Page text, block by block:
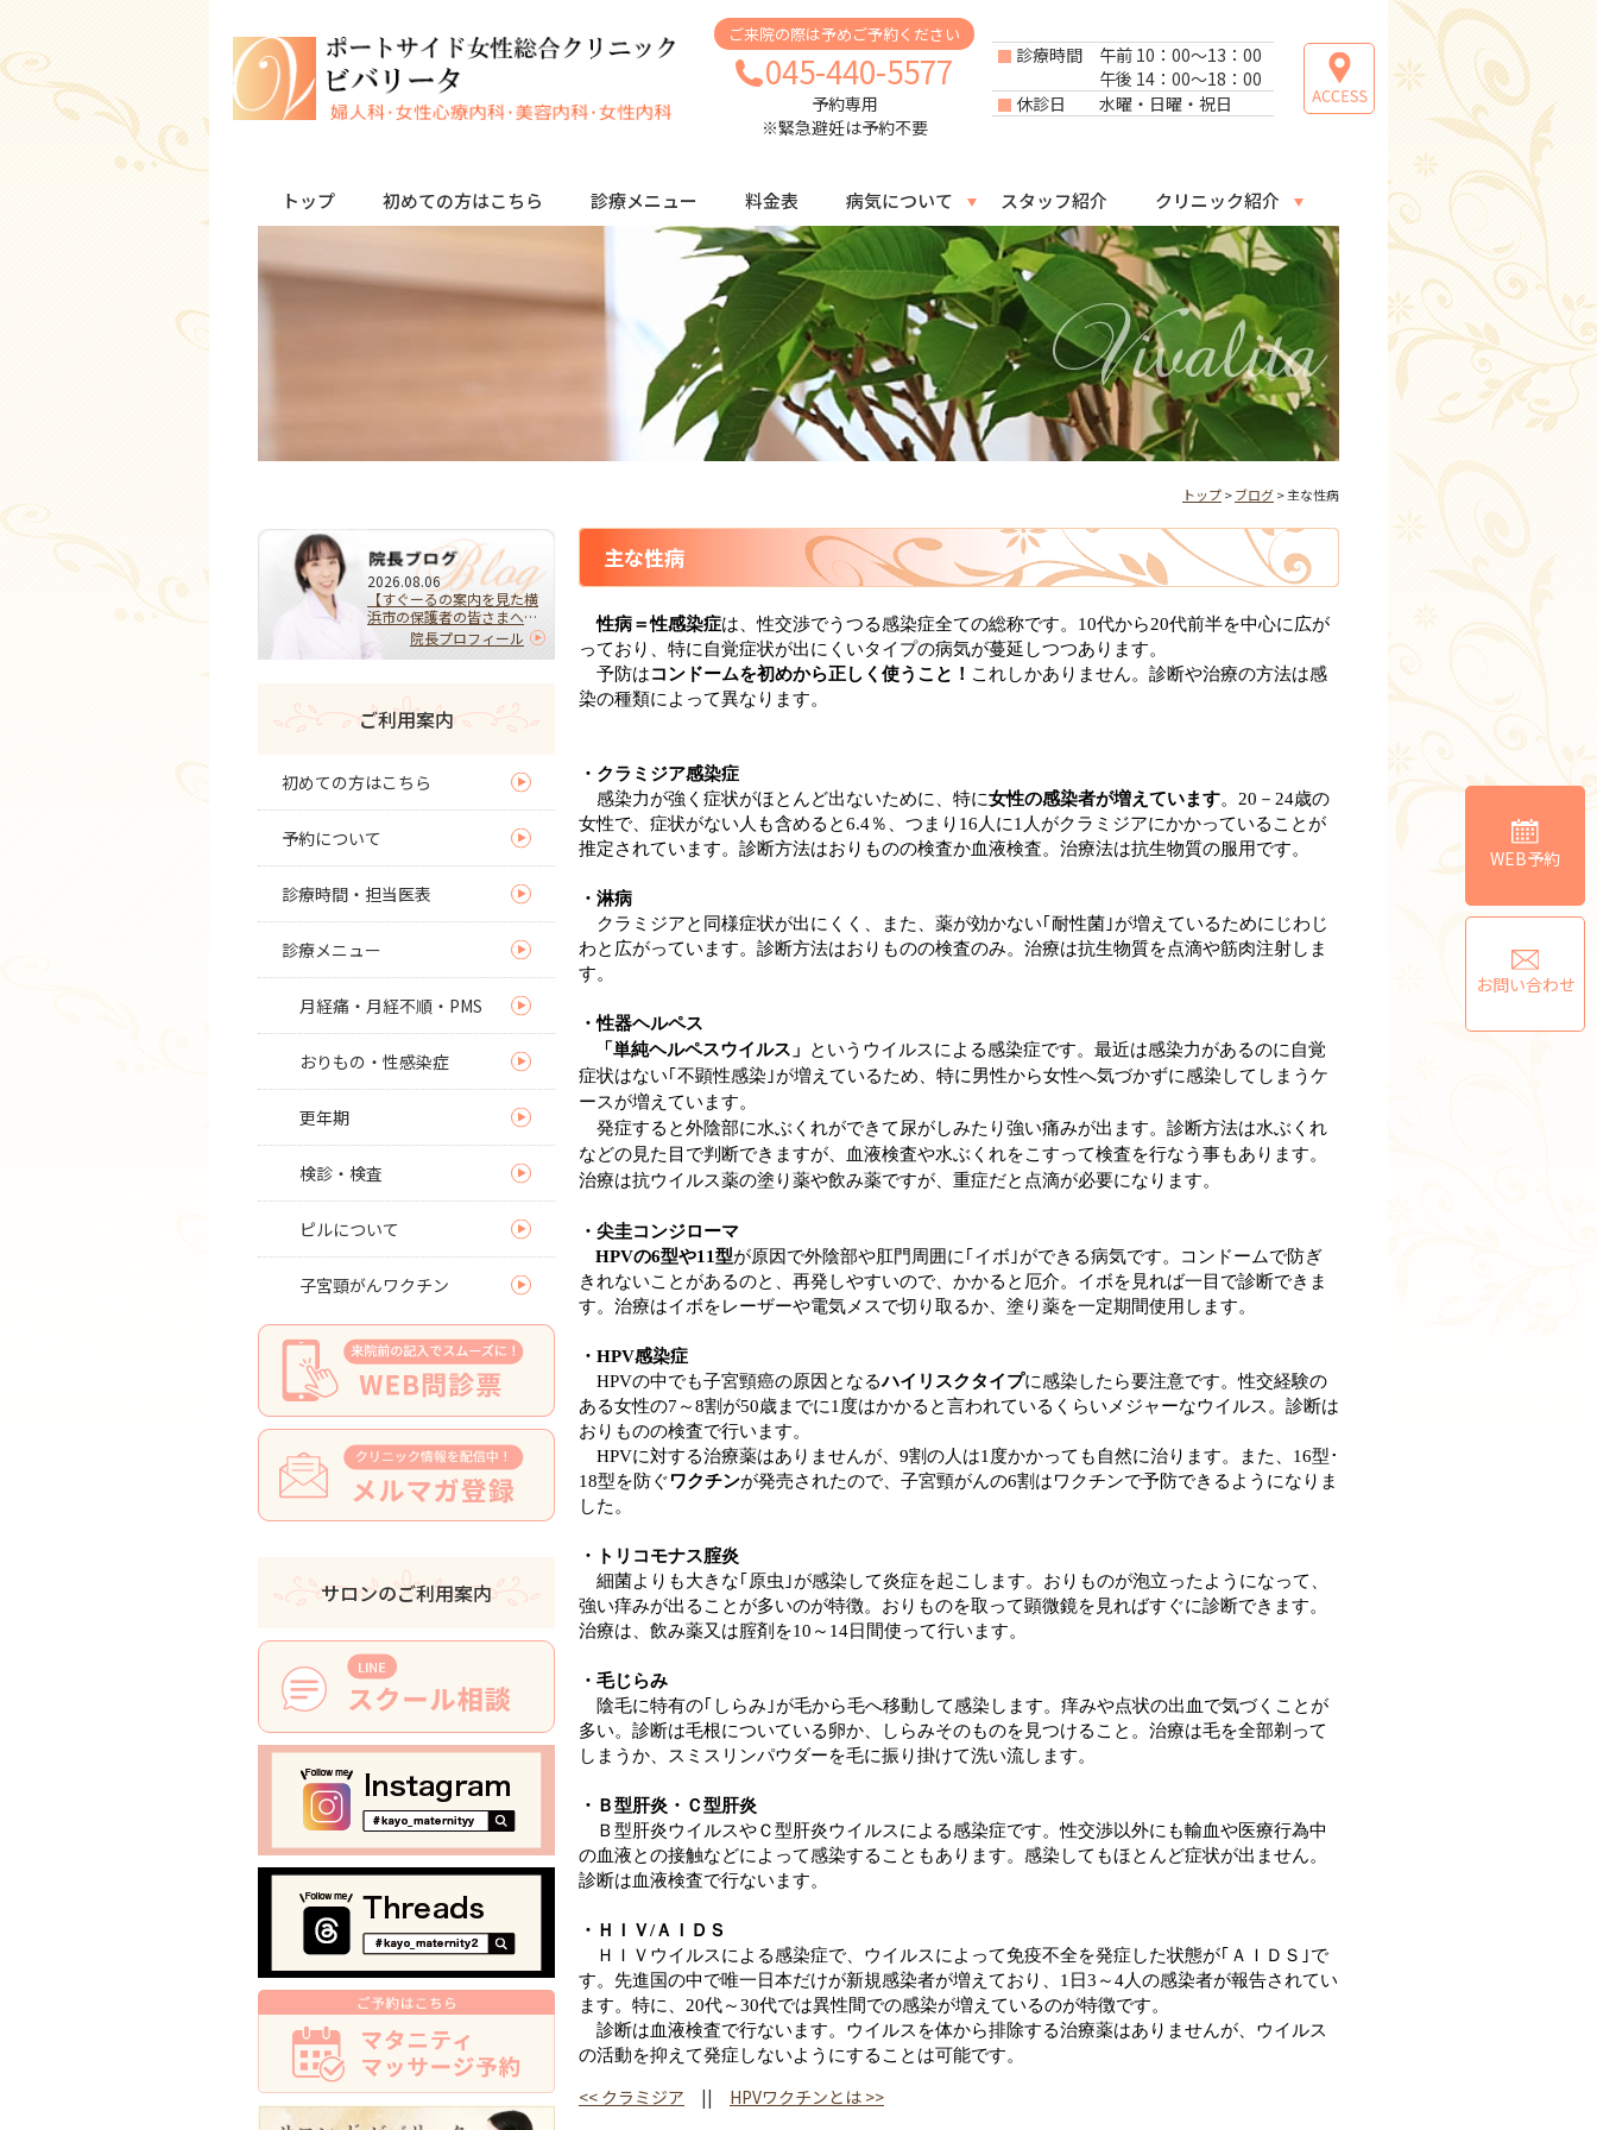
ご来院の際は予めご予約ください
045-440-5577
予約専用
※緊急避妊は予約不要
診療時間
午前 10：00～13：00
午後 14：00～18：00
休診日
水曜・日曜・祝日
トップ 初めての方はこちら 診療メニュー 料金表 病気について スタッフ紹介 クリニック紹介
トップ>ブログ> 主な性病
主な性病
性病＝性感染症は、性交渉でうつる感染症全ての総称です。 10代から20代前半を中心に広が
っており、特に自覚症状が出にくいタイプの病気が蔓延しつつあります。
予防はコンドームを初めから正しく使うこと！ これしかありません。診断や治療の方法は感
染の種類によって異なります。
・クラミジア感染症
感染力が強く症状がほとんど出ないために、特に女性の感染者が増えています。 20－24歳の
女性で、症状がない人も含めると6.4％、つまり16人に1人がクラミジアにかかっていることが
推定されています。診断方法はおりものの検査か血液検査。治療法は抗生物質の服用です。
・淋病
クラミジアと同様症状が出にくく、また、薬が効かない｢耐性菌｣が増えているためにじわじ
わと広がっています。診断方法はおりものの検査のみ。治療は抗生物質を点滴や筋肉注射しま
す。
・性器ヘルペス
「単純ヘルペスウイルス」
というウイルスによる感染症です。最近は感染力があるのに自覚
症状はない｢不顕性感染｣が増えているため、特に男性から女性へ気づかずに感染してしまうケ
ースが増えています。
発症すると外陰部に水ぶくれができて尿がしみたり強い痛みが出ます。診断方法は水ぶくれ
などの見た目で判断できますが、血液検査や水ぶくれをこすって検査を行なう事もあります。
治療は抗ウイルス薬の塗り薬や飲み薬ですが、重症だと点滴が必要になります。
・尖圭コンジローマ
HPVの6型や11型が原因で外陰部や肛門周囲に｢イボ｣ができる病気です。コンドームで防ぎ
きれないことがあるのと、再発しやすいので、かかると厄介。イボを見れば一目で診断できま
す。治療はイボをレーザーや電気メスで切り取るか、塗り薬を一定期間使用します。
・ HPV感染症
HPVの中でも子宮頸癌の原因となるハイリスクタイプに感染したら要注意です。性交経験の
ある女性の7～8割が50歳までに1度はかかると言われているくらいメジャーなウイルス。診断は
おりものの検査で行います。
HPVに対する治療薬はありませんが、9割の人は1度かかっても自然に治ります。また、16型･
18型を防ぐワクチンが発売されたので、子宮頸がんの6割はワクチンで予防できるようになりま
した。
・トリコモナス腟炎
細菌よりも大きな｢原虫｣が感染して炎症を起こします。おりものが泡立ったようになって、
強い痒みが出ることが多いのが特徴。おりものを取って顕微鏡を見ればすぐに診断できます。
治療は、飲み薬又は腟剤を10～14日間使って行います。
・毛じらみ
陰毛に特有の｢しらみ｣が毛から毛へ移動して感染します。痒みや点状の出血で気づくことが
多い。診断は毛根についている卵か、しらみそのものを見つけること。治療は毛を全部剃って
しまうか、スミスリンパウダーを毛に振り掛けて洗い流します。
・Ｂ型肝炎・Ｃ型肝炎
Ｂ型肝炎ウイルスやＣ型肝炎ウイルスによる感染症です。性交渉以外にも輸血や医療行為中
の血液との接触などによって感染することもあります。感染してもほとんど症状が出ません。
診断は血液検査で行ないます。
・ＨＩＶ/ＡＩＤＳ
ＨＩＶウイルスによる感染症で、ウイルスによって免疫不全を発症した状態が｢ＡＩＤＳ｣で
す。先進国の中で唯一日本だけが新規感染者が増えており、1日3～4人の感染者が報告されてい
ます。特に、20代～30代では異性間での感染が増えているのが特徴です。
診断は血液検査で行ないます。ウイルスを体から排除する治療薬はありませんが、ウイルス
の活動を抑えて発症しないようにすることは可能です。
<< クラミジア || HPVワクチンとは >>
2026.08.06
【すぐーるの案内を見た横
浜市の保護者の皆さまへ】
HPVワクチンを受けるべ
き？迷ったらまず相談を｜
院長プロフィール
ご利用案内
初めての方はこちら
予約について
診療時間・担当医表
診療メニュー
月経痛・月経不順・PMS
おりもの・性感染症
更年期
検診・検査
ピルについて
子宮頸がんワクチン
サロンのご利用案内
WEB予約
お問い合わせ